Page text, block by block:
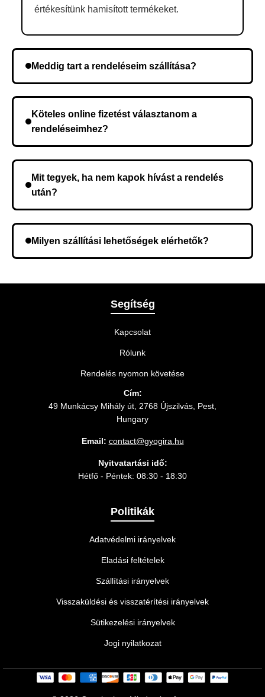
értékesítünk hamisított termékeket.
Meddig tart a rendeléseim szállítása?
kerül, és ez az időtartam függ a szállítási címtől.
Köteles online fizetést választanom a
rendeléseimhez?
Mit tegyek, ha nem kapok hívást a rendelés
után?
meg a rendelést.
Milyen szállítási lehetőségek elérhetők?
legmegfelelőbb szállítási módot.
Segítség
Kapcsolat
Rólunk
Rendelés nyomon követése
Cím:
49 Munkácsy Mihály út, 2768 Újszilvás, Pest,
Hungary
Email: contact@gyogira.hu
Nyitvatartási idő:
Hétfő - Péntek: 08:30 - 18:30
Politikák
Adatvédelmi irányelvek
Eladási feltételek
Szállítási irányelvek
Visszaküldési és visszatérítési irányelvek
Sütikezelési irányelvek
Jogi nyilatkozat